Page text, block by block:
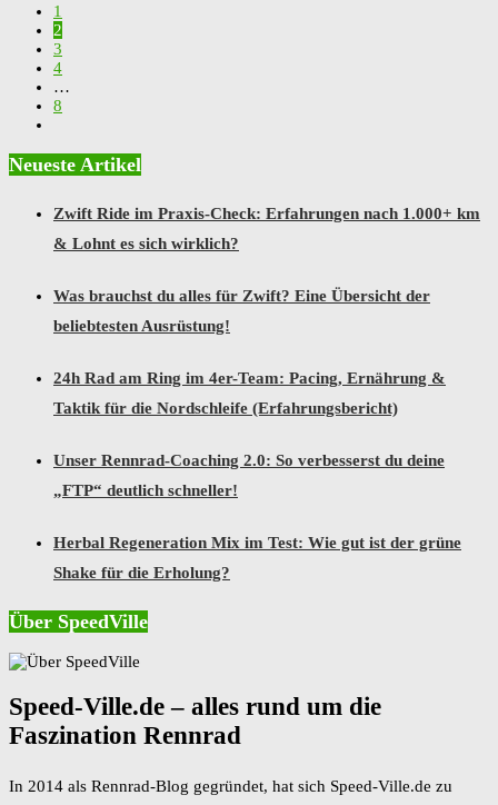
1
2
3
4
…
8
Neueste Artikel
Zwift Ride im Praxis-Check: Erfahrungen nach 1.000+ km
& Lohnt es sich wirklich?
Was brauchst du alles für Zwift? Eine Übersicht der
beliebtesten Ausrüstung!
24h Rad am Ring im 4er-Team: Pacing, Ernährung &
Taktik für die Nordschleife (Erfahrungsbericht)
Unser Rennrad-Coaching 2.0: So verbesserst du deine
„FTP“ deutlich schneller!
Herbal Regeneration Mix im Test: Wie gut ist der grüne
Shake für die Erholung?
Über SpeedVille
Speed-Ville.de – alles rund um die
Faszination Rennrad
In 2014 als Rennrad-Blog gegründet, hat sich Speed-Ville.de zu